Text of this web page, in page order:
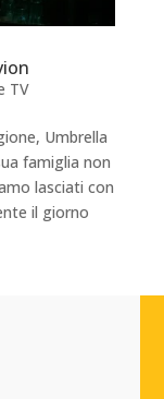
TV
Umbrella
famiglia non
lasciati con
il giorno